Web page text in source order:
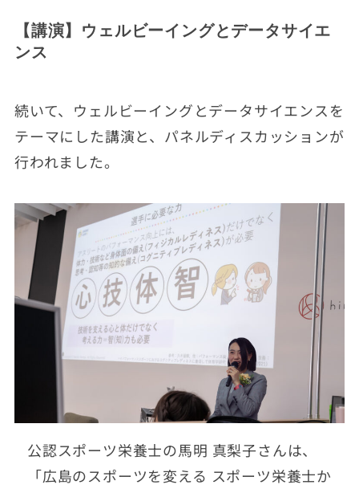
【講演】ウェルビーイングとデータサイエ
ンス
続いて、ウェルビーイングとデータサイエンスを
テーマにした講演と、パネルディスカッションが
行われました。
公認スポーツ栄養士の馬明 真梨子さんは、
「広島のスポーツを変える スポーツ栄養士か